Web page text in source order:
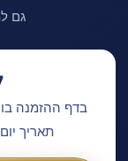
גם
בדף ההזמנה
תאריך